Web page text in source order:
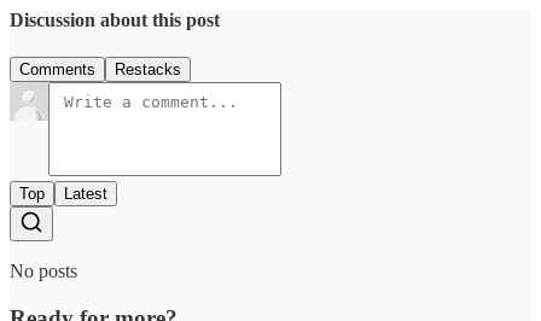
Discussion about this post
Comments Restacks
Top Latest
No posts